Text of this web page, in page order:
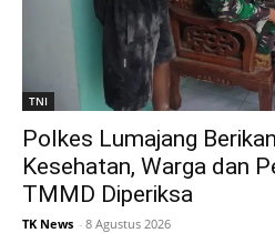
TNI
Polkes Lumajang
Kesehatan, Warga dan
TMMD Diperiksa
TK News - 8 Agustus 2026